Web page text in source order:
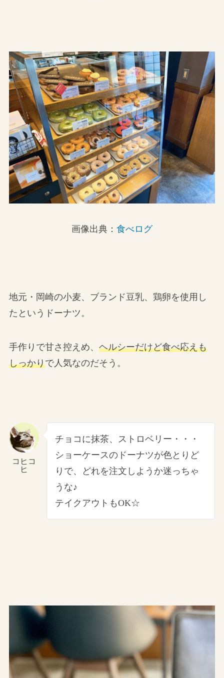
画像出典： 食べログ
地元・岡崎の小麦、ブランド豆乳、鶏卵を使用し
たというドーナツ。
手作りで甘さ控えめ、 ヘルシーだけど食べ応えも
しっかりで人気なのだそう。
コヒコ
ヒ
チョコに抹茶、ストロベリー・・・
ショーケースのドーナツが色とりど
りで、どれを注文しようか迷っちゃ
うな♪
テイクアウトもOK☆